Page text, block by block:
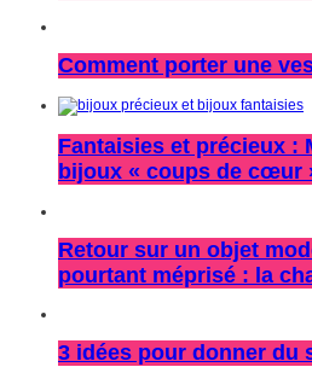
Comment porter une
Fantaisies et précieux :
bijoux « coups de cœur
Retour sur un objet
pourtant méprisé : la
3 idées pour donner du